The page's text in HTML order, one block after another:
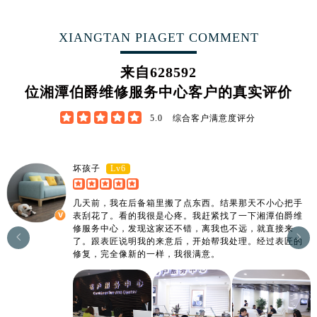
山东省济南市历下区经十路11111号华润中心写字楼（万象城）15层1508室伯爵售后服务中心（需提前预约）
山东省威海市环翠区新威海路89号振华商厦一楼名表维修伯爵售后服务中心（需提前预约）
山东省潍坊市奎文区东风东街伯爵售后服务中心（需提前预约）
山东省枣庄市滕州市北辛路与善国路交叉口伯爵售后服务中心（需提前预约）
上海市黄浦区南京东路299号宏伊国际广场写字楼8层806室伯爵售后服务中心（需提前预约）
上海市徐汇区虹桥路3号港汇中心2座37层3705室伯爵售后服务中心（需提前预约）
XIANGTAN PIAGET COMMENT
来自628592
位湘潭伯爵维修服务中心客户的真实评价
     5.0 综合客户满意度评分
坏孩子 Lv6
几天前，我在后备箱里搬了点东西。结果那天不小心把手
表刮花了。看的我很是心疼。我赶紧找了一下湘潭伯爵维
修服务中心，发现这家还不错，离我也不远，就直接来
了。跟表匠说明我的来意后，开始帮我处理。经过表匠的
修复，完全像新的一样，我很满意。

